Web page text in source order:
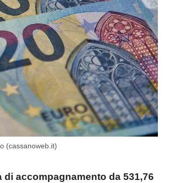
(cassanoweb.it)
di accompagnamento da 531,76